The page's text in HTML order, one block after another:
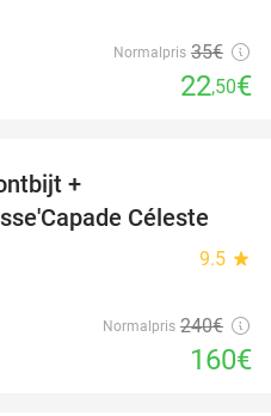
Normalpris 35€
22,50€
+
Céleste
9.5 star
Normalpris 240€
160€